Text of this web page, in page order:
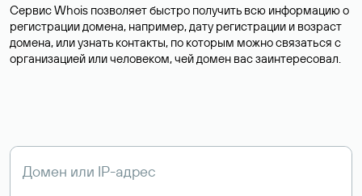
Сервис Whois позволяет быстро получить всю информацию о
регистрации домена, например, дату регистрации и возраст
домена, или узнать контакты, по которым можно связаться с
организацией или человеком, чей домен вас заинтересовал.